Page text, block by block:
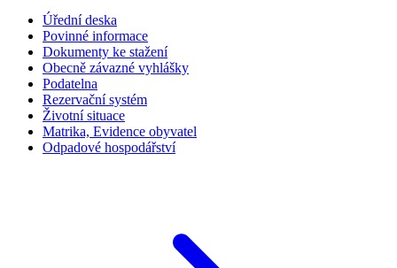
Úřední deska
Povinné informace
Dokumenty ke stažení
Obecně závazné vyhlášky
Podatelna
Rezervační systém
Životní situace
Matrika, Evidence obyvatel
Odpadové hospodářství